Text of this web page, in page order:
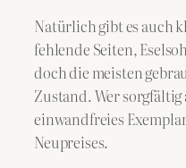
Natürlich gibt es auch
fehlende Seiten,
doch die meisten
Zustand. Wer
einwandfreies
Neupreises.